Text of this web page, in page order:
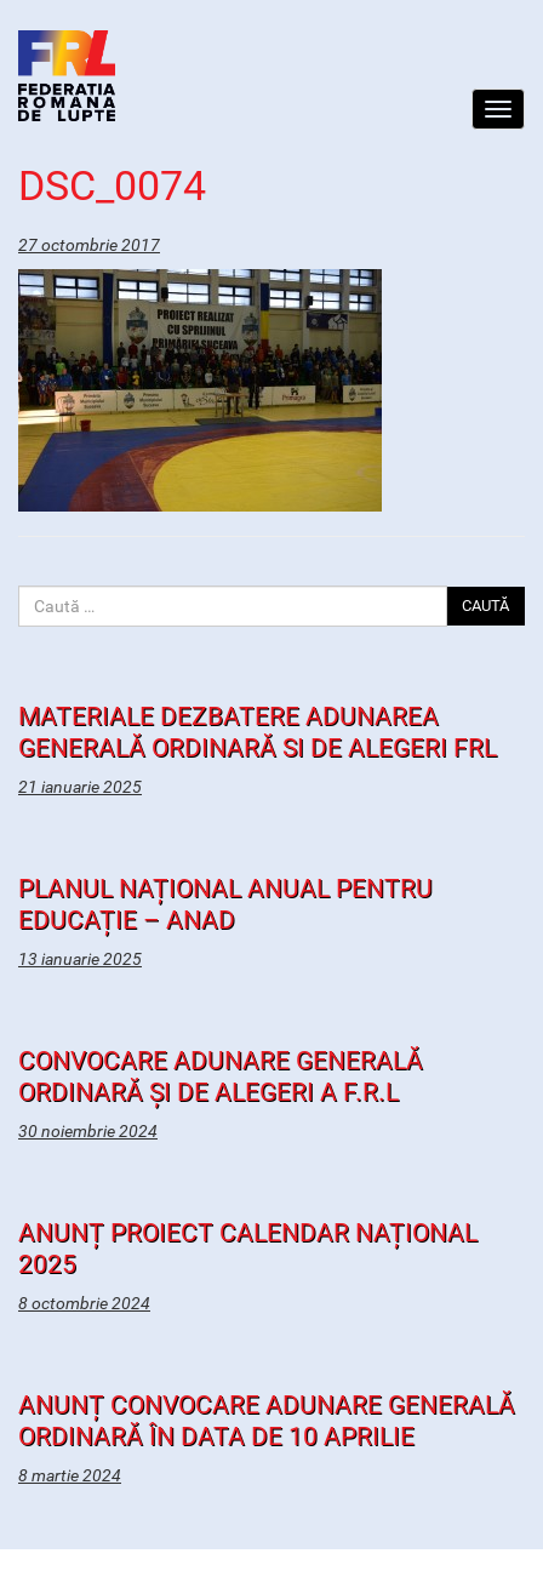
DSC_0074
27 octombrie 2017
CAUTĂ
MATERIALE DEZBATERE ADUNAREA
GENERALĂ ORDINARĂ SI DE ALEGERI FRL
21 ianuarie 2025
PLANUL NAȚIONAL ANUAL PENTRU
EDUCAȚIE – ANAD
13 ianuarie 2025
CONVOCARE ADUNARE GENERALĂ
ORDINARĂ ȘI DE ALEGERI A F.R.L
30 noiembrie 2024
ANUNȚ PROIECT CALENDAR NAȚIONAL
2025
8 octombrie 2024
ANUNȚ CONVOCARE ADUNARE GENERALĂ
ORDINARĂ ÎN DATA DE 10 APRILIE
8 martie 2024